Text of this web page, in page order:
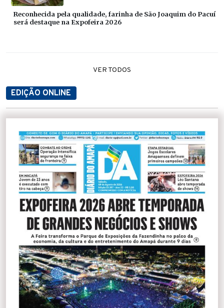
Reconhecida pela qualidade, farinha de São Joaquim do Pacuí
será destaque na Expofeira 2026
VER TODOS
EDIÇÃO ONLINE